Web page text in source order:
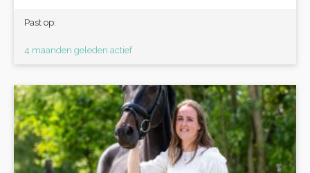
Past op:
4 maanden geleden actief